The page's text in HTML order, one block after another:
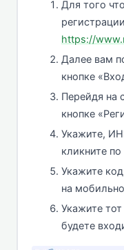
Для того
https://
Далее вам
кнопке
Перейдя на
кнопке
Укажите,
кликните
Укажите
на
Укажите
будете